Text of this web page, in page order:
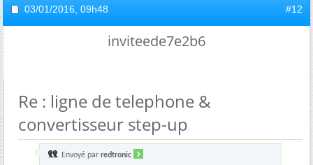
03/01/2016, 09h48 #12
inviteede7e2b6
Re : ligne de telephone &
convertisseur step-up
Envoyé par redtronic